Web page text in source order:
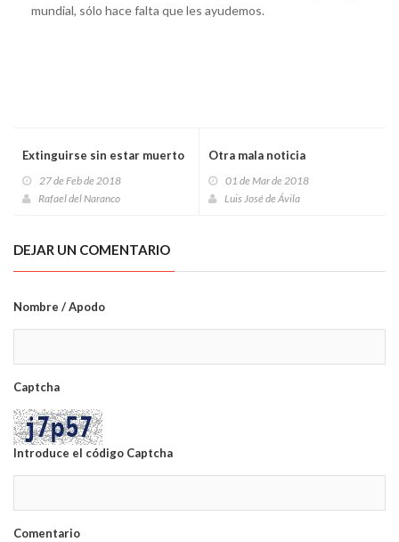
mundial, sólo hace falta que les ayudemos.
Extinguirse sin estar muerto
27 de Feb de 2018
Rafael del Naranco
Otra mala noticia
01 de Mar de 2018
Luis José de Ávila
DEJAR UN COMENTARIO
Nombre / Apodo
Captcha
Introduce el código Captcha
Comentario